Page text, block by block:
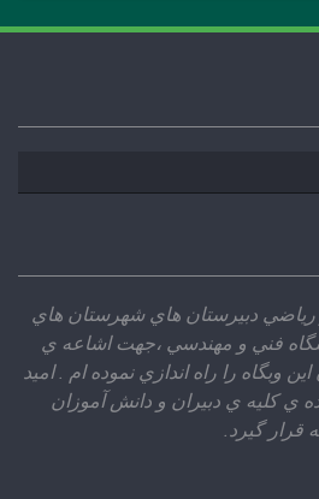
رياضي دبيرستان هاي شهرستان هاي
فني و مهندسي ،‌جهت اشاعه ي
وبگاه را راه اندازي نموده ام . اميد
ي كليه ي دبيران و دانش آموزان
قرار گيرد.